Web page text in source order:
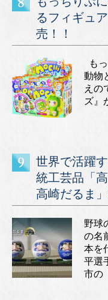
るフィギュ
売！！
も
動物
えの
ズ』
世界で活躍
統工芸品「
高崎だるま
野球
の名
本を
平選
市の